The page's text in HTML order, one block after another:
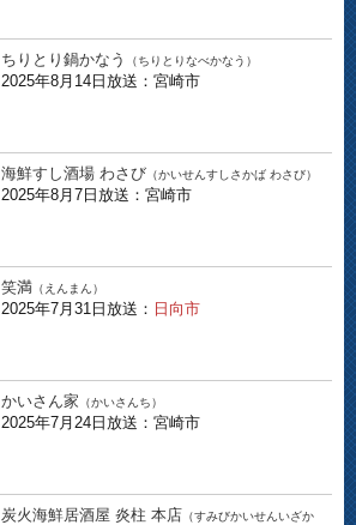
ちりとり鍋かなう （ちりとりなべかなう）
2025年8月14日放送：宮崎市
海鮮すし酒場 わさび （かいせんすしさかば わさび）
2025年8月7日放送：宮崎市
笑満 （えんまん）
2025年7月31日放送： 日向市
かいさん家 （かいさんち）
2025年7月24日放送：宮崎市
炭火海鮮居酒屋 炎柱 本店 （すみびかいせんいざか